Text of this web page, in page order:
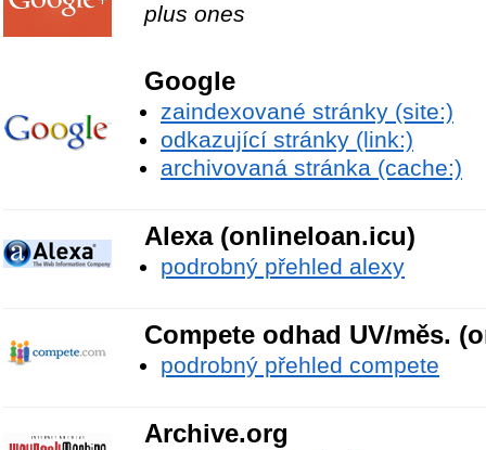
plus ones
Google
zaindexované stránky (site:)
odkazující stránky (link:)
archivovaná stránka (cache:)
Alexa (onlineloan.icu)
podrobný přehled alexy
Compete odhad UV/měs.
podrobný přehled compete
Archive.org